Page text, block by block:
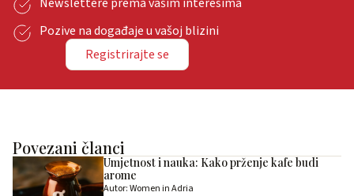
Pozive na događaje u vašoj blizini
Registrirajte se
Povezani članci
Umjetnost i nauka: Kako prženje kafe budi
arome
Autor: Women in Adria